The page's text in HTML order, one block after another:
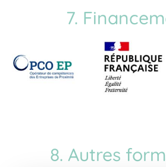
7.
8. Autres